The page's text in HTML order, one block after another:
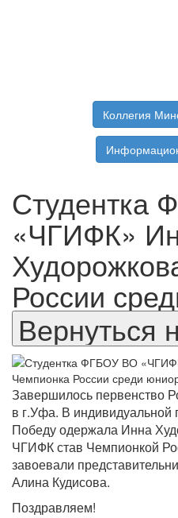
Коллегия
Студентка
«ЧГИФК»
России
Завершилось первенство
в г.Уфа. В индивидуальной
Победу одержала Инна
ЧГИФК став Чемпионкой
завоевали
Алина Кудисова.
Поздравляем!